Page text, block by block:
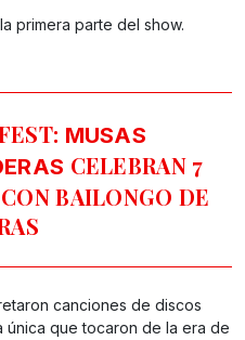
primera parte del show.
MUSAS
CELEBRAN 7
BAILONGO DE
canciones de discos
única que tocaron de la era de